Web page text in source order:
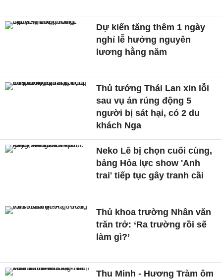
Dự kiến tăng thêm 1 ngày
nghỉ lễ hưởng nguyên
lương hằng năm
Thủ tướng Thái Lan xin lỗi
sau vụ án rúng động 5
người bị sát hại, có 2 du
khách Nga
Neko Lê bị chọn cuối cùng,
bảng Hỏa lực show 'Anh
trai' tiếp tục gây tranh cãi
Thủ khoa trường Nhân văn
trăn trở: ‘Ra trường rồi sẽ
làm gì?’
Thu Minh - Hương Tràm ôm